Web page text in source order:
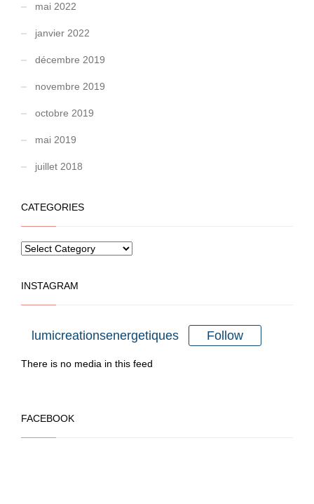
mai 2022
janvier 2022
décembre 2019
novembre 2019
octobre 2019
mai 2019
juillet 2018
CATEGORIES
INSTAGRAM
lumicreationsenergetiques Follow
There is no media in this feed
FACEBOOK